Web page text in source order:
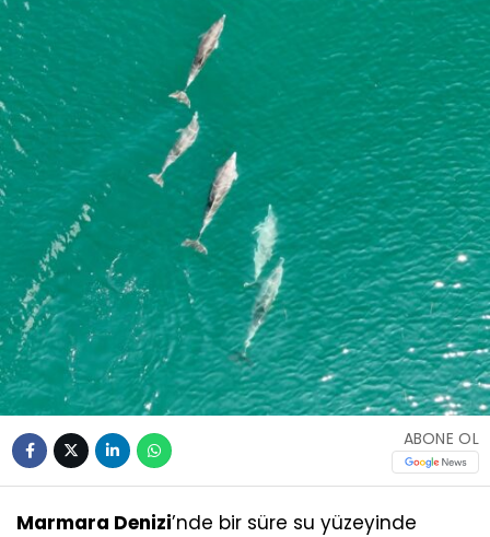
ABONE OL
Marmara Denizi’nde bir süre su yüzeyinde